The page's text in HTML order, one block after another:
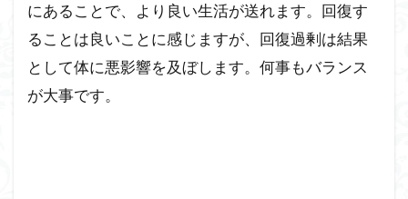
にあることで、より良い生活が送れます。回復す
ることは良いことに感じますが、回復過剰は結果
として体に悪影響を及ぼします。何事もバランス
が大事です。